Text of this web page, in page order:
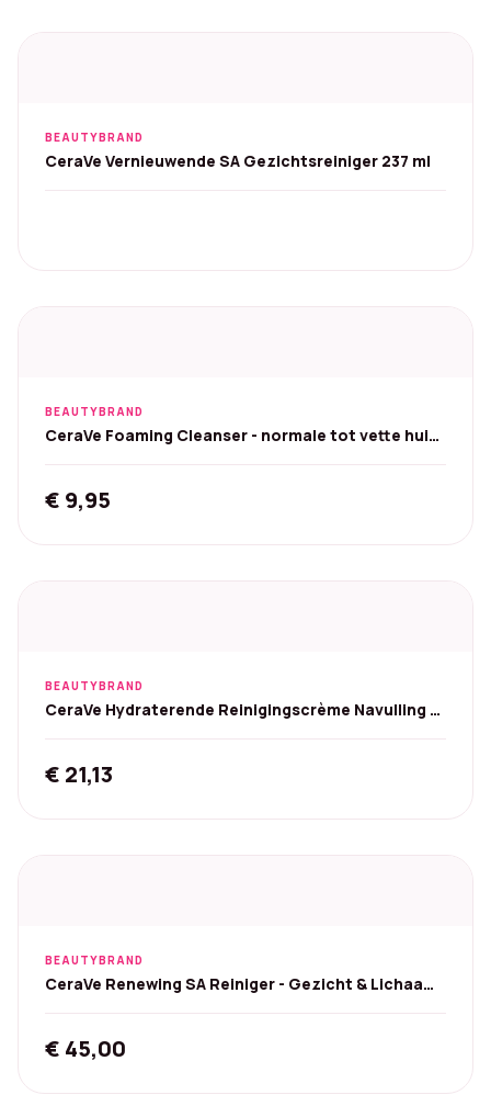
BEAUTYBRAND
CeraVe Vernieuwende SA Gezichtsreiniger 237 ml
BEAUTYBRAND
CeraVe Foaming Cleanser - normale tot vette huid,
€ 9,95
BEAUTYBRAND
CeraVe Hydraterende Reinigingscrème Navulling -
€ 21,13
BEAUTYBRAND
CeraVe Renewing SA Reiniger - Gezicht & Lichaam,
€ 45,00